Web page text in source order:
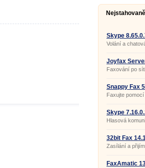
Skype
Volání a
Joyfax
Faxování po síti.
Snappy Fax
Faxujte pomocí
Skype
Hlasová
32bit Fax
Zasílání a
FaxAmatic